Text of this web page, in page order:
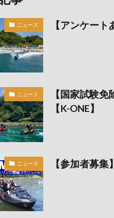
ニュース 【アンケー
ニュース
【国家試験
【K-ONE】
ニュース 【参加者募